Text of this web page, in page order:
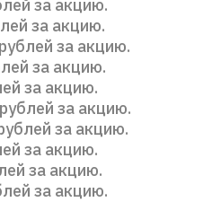
за акцию.
за акцию.
за акцию.
за акцию.
за акцию.
за акцию.
за акцию.
за акцию.
за акцию.
за акцию.